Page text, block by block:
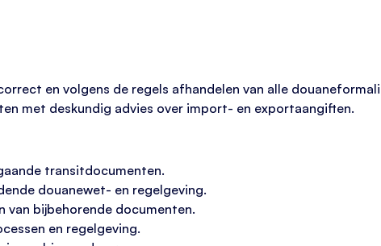
en volgens de regels afhandelen van alle
met deskundig advies over import- en exportaangiften.
transitdocumenten.
douanewet- en regelgeving.
van bijbehorende documenten.
en regelgeving.